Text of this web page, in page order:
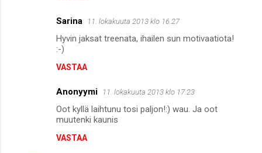
Sarina 11. lokakuuta 2013 klo 16.27
Hyvin jaksat treenata, ihailen sun motivaatiota!
:-)
VASTAA
Anonyymi 11. lokakuuta 2013 klo 17.23
Oot kyllä laihtunu tosi paljon!:) wau. Ja oot
muutenki kaunis
VASTAA